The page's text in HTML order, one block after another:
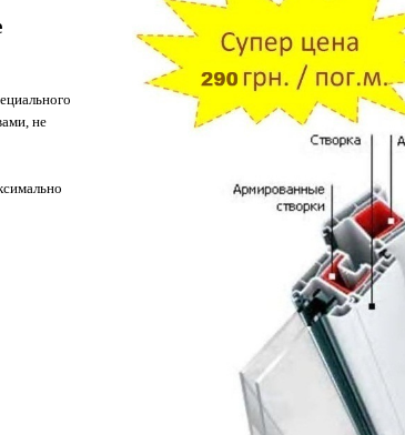
не